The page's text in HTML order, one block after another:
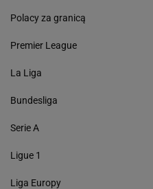
Polacy za granicą
Premier League
La Liga
Bundesliga
Serie A
Ligue 1
Liga Europy